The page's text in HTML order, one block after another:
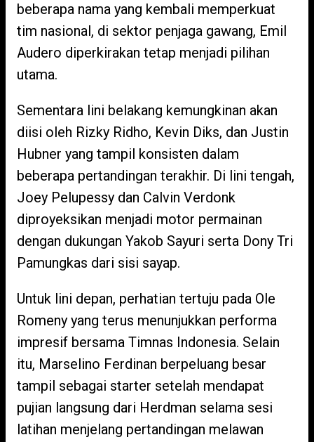
beberapa nama yang kembali memperkuat
tim nasional, di sektor penjaga gawang, Emil
Audero diperkirakan tetap menjadi pilihan
utama.
Sementara lini belakang kemungkinan akan
diisi oleh Rizky Ridho, Kevin Diks, dan Justin
Hubner yang tampil konsisten dalam
beberapa pertandingan terakhir. Di lini tengah,
Joey Pelupessy dan Calvin Verdonk
diproyeksikan menjadi motor permainan
dengan dukungan Yakob Sayuri serta Dony Tri
Pamungkas dari sisi sayap.
Untuk lini depan, perhatian tertuju pada Ole
Romeny yang terus menunjukkan performa
impresif bersama Timnas Indonesia. Selain
itu, Marselino Ferdinan berpeluang besar
tampil sebagai starter setelah mendapat
pujian langsung dari Herdman selama sesi
latihan menjelang pertandingan melawan